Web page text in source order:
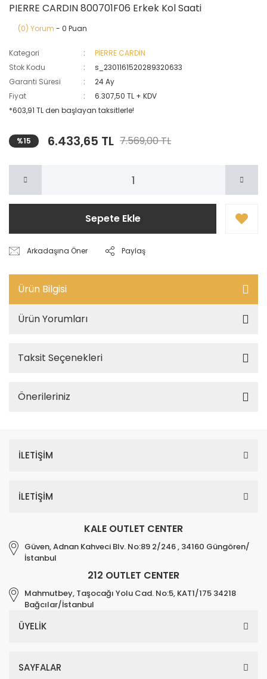
PIERRE CARDIN 800701F06 Erkek Kol Saati
(0) Yorum - 0 Puan
Kategori
PİERRE CARDİN
Stok Kodu
s_2301161520289320633
Garanti Süresi
24 Ay
Fiyat
6.307,50 TL + KDV
*603,91 TL den başlayan taksitlerle!
%15 6.433,65 TL 7.569,00 TL
Sepete Ekle
Arkadaşına Öner Paylaş
Ürün Bilgisi
Ürün Yorumları
Taksit Seçenekleri
Önerileriniz
İLETİŞİM
İLETİŞİM
KALE OUTLET CENTER
Güven, Adnan Kahveci Blv. No:89 2/246 , 34160 Güngören/
İstanbul
212 OUTLET CENTER
Mahmutbey, Taşocağı Yolu Cad. No:5, KAT1/175 34218
Bağcılar/İstanbul
ÜYELİK
SAYFALAR